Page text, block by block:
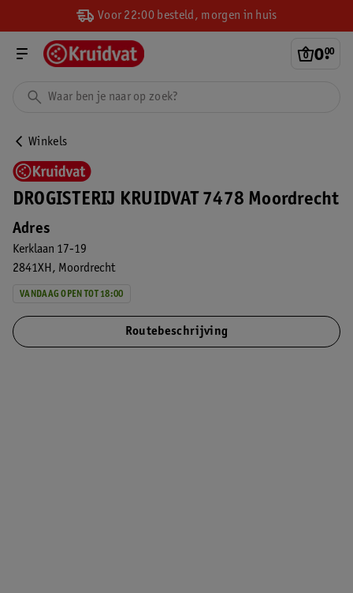
Voor 22:00 besteld, morgen in huis
0.
00
Winkels
DROGISTERIJ KRUIDVAT 7478 Moordrecht
Adres
Kerklaan 17-19
2841XH
Moordrecht
VANDAAG OPEN TOT 18:00
Routebeschrijving